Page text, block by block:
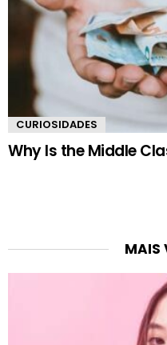
CURIOSIDADES
Why Is the Middle
MAIS